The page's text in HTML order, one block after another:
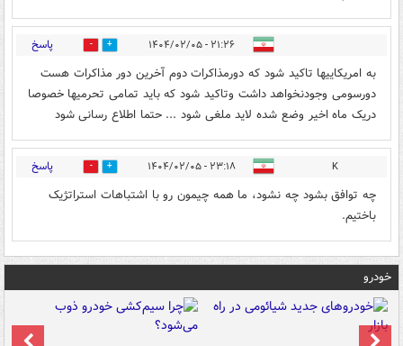
۲۱:۲۶ - ۱۴۰۴/۰۲/۰۵ 0 پاسخ
به امریکاییها تاکید شود که دورمذاکرات دوم آخرین دور مذاکرات هست
دورسومی وجودنخواهد داشت وتاکید شود که باید تمامی تحرمیها خصوصا
دریک ماه اخیر وضع شده لاید ملغی شود ... حتما اطلاع رسانی شود
K ۲۳:۱۸ - ۱۴۰۴/۰۲/۰۵ 0 پاسخ
چه توافق بشود چه نشود، ما همه چیمون رو با اشتباهات استراتژیک
باختیم.
خودرو